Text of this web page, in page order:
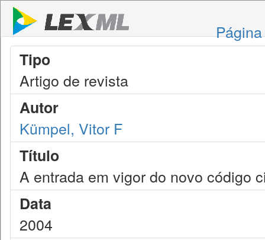
Tipo
Artigo de revista
Autor
Kümpel, Vitor F
Título
A entrada em vigor do novo código
Data
2004